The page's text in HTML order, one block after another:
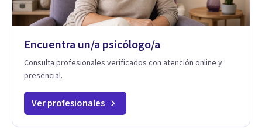
Encuentra un/a psicólogo/a
Consulta profesionales verificados con atención online y
presencial.
Ver profesionales